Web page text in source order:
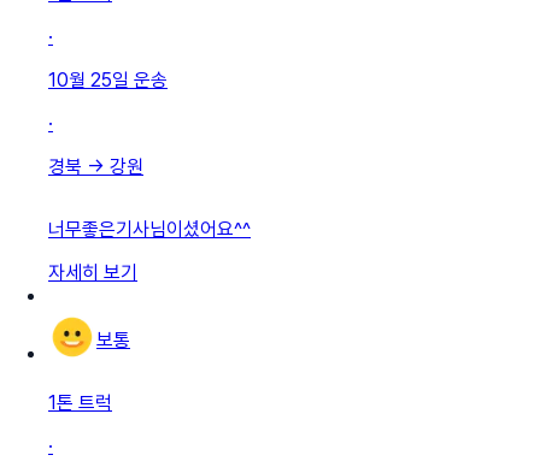
·
10월 25일 운송
·
경북 → 강원
너무좋은기사님이셨어요^^
자세히 보기
보통
1톤 트럭
·